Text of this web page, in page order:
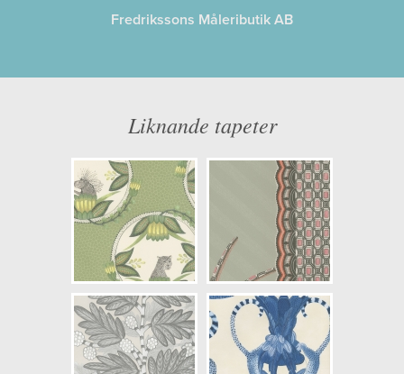
Opacitet: Låg
Mönsterhöjd: 0,76
Artikelnummer: 109/8039
NCS Bottenkulör: S4500-N
Färg: Beige, Grå, Svartaktig
Mönster: Djur
Struktur: Slät
Cirkapris: 2289,00 kr
(Kontakta din färghandlare för
Fredrikssons Måleributik AB
Liknande tapeter